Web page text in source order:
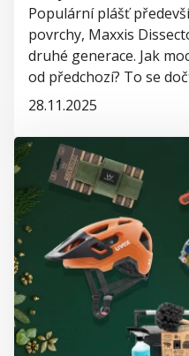
Populární plášť
povrchy, Maxxis
druhé generace. Jak
od předchozí? To se
28.11.2025